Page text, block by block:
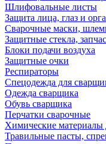
Шлифовальные листы
Защита лица, глаз и
Сварочные маски,
Защитные стекла,
Блоки подачи воздуха
Защитные очки
Респираторы
Спецодежда для
Одежда сварщика
Обувь сварщика
Перчатки сварочные
Химические материалы
Травильные пасты,